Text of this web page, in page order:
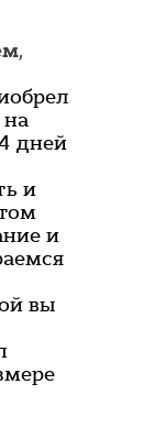
,
дней
и
и
вы